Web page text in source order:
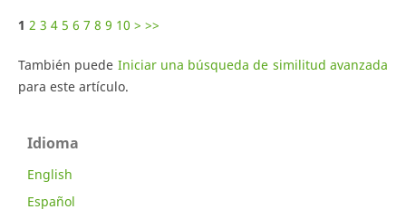
1 2 3 4 5 6 7 8 9 10 > >>
También puede Iniciar una búsqueda de similitud avanzada
para este artículo.
Idioma
English
Español